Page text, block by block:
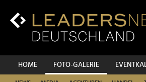
Inhalt
Hauptnavigation
HOME FOTO-GALERIE